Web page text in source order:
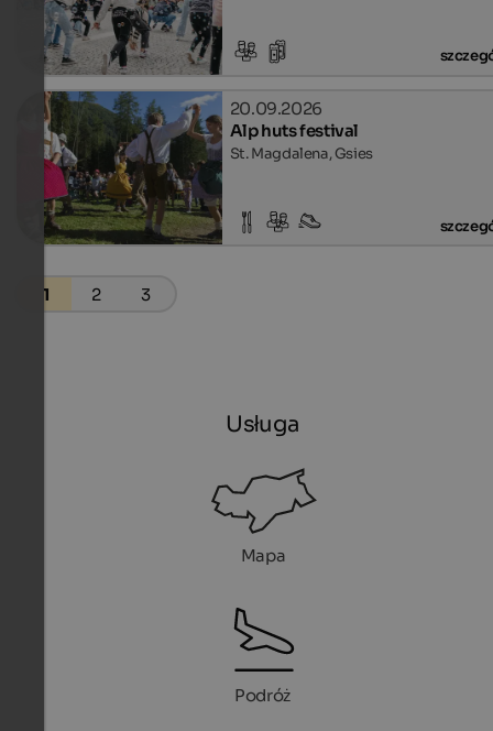
20.09.2026
Alp huts festival
St. Magdalena, Gsies
1 2 3
Usługa
Mapa
Podróż